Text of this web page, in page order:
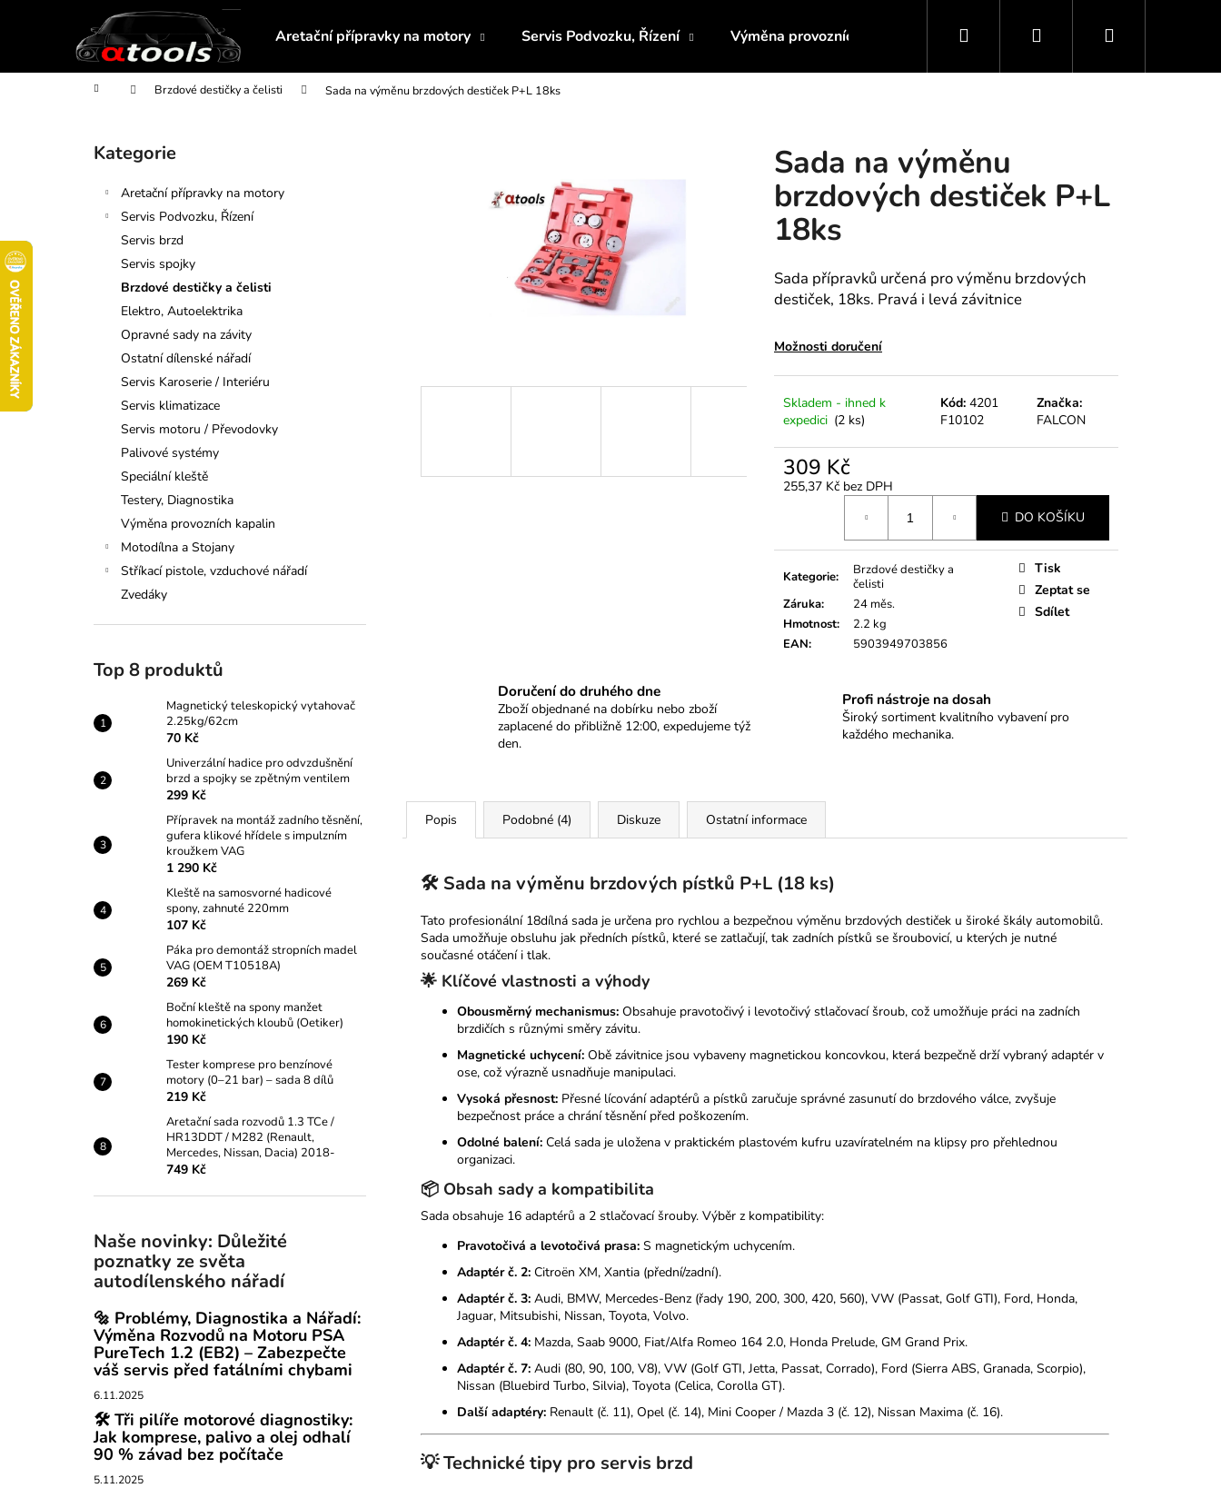
Aretační přípravky na motory Servis Podvozku, Řízení Výměna provozních kapalin Servis motoru / Převodovky
Hledat PřihlášeníNákupní
Domů Brzdové destičky a čelisti Sada na výměnu brzdových destiček P+L 18ks
Přeskočit
kategorie
Kategorie
Aretační přípravky na motory
Servis Podvozku, Řízení
Servis brzd
Servis spojky
Brzdové destičky a čelisti
Elektro, Autoelektrika
Opravné sady na závity
Ostatní dílenské nářadí
Servis Karoserie / Interiéru
Servis klimatizace
Servis motoru / Převodovky
Palivové systémy
Speciální kleště
Testery, Diagnostika
Výměna provozních kapalin
Motodílna a Stojany
Stříkací pistole, vzduchové nářadí
Zvedáky
Top 8 produktů
Magnetický teleskopický vytahovač
2.25kg/62cm
70 Kč
Univerzální hadice pro odvzdušnění
brzd a spojky se zpětným ventilem
299 Kč
Přípravek na montáž zadního těsnění,
gufera klikové hřídele s impulzním
kroužkem VAG
1 290 Kč
Kleště na samosvorné hadicové
spony, zahnuté 220mm
107 Kč
Páka pro demontáž stropních madel
VAG (OEM T10518A)
269 Kč
Boční kleště na spony manžet
homokinetických kloubů (Oetiker)
190 Kč
Tester komprese pro benzínové
motory (0–21 bar) – sada 8 dílů
219 Kč
Aretační sada rozvodů 1.3 TCe /
HR13DDT / M282 (Renault,
Mercedes, Nissan, Dacia) 2018-
749 Kč
Naše novinky: Důležité
poznatky ze světa
autodílenského nářadí
🔩 Problémy, Diagnostika a Nářadí:
Výměna Rozvodů na Motoru PSA
PureTech 1.2 (EB2) – Zabezpečte
váš servis před fatálními chybami
6.11.2025
🛠️ Tři pilíře motorové diagnostiky:
Jak komprese, palivo a olej odhalí
90 % závad bez počítače
5.11.2025
Sada na výměnu
brzdových destiček P+L
18ks
Sada přípravků určená pro výměnu brzdových
destiček, 18ks. Pravá i levá závitnice
Možnosti doručení
Skladem - ihned k
expedici (2 ks)
Kód: 4201
F10102
Značka:
FALCON
309 Kč
255,37 Kč bez DPH
DO KOŠÍKU
Kategorie:
Brzdové destičky a
čelisti
Záruka:
24 měs.
Hmotnost:
2.2 kg
EAN: 5903949703856
Tisk
Zeptat se
Sdílet
Doručení do druhého dne
Zboží objednané na dobírku nebo zboží
zaplacené do přibližně 12:00, expedujeme týž
den.
Profi nástroje na dosah
Široký sortiment kvalitního vybavení pro
každého mechanika.
Popis Podobné (4) Diskuze Ostatní informace
🛠️ Sada na výměnu brzdových pístků P+L (18 ks)
Tato profesionální 18dílná sada je určena pro rychlou a bezpečnou výměnu brzdových destiček u široké škály automobilů.
Sada umožňuje obsluhu jak předních pístků, které se zatlačují, tak zadních pístků se šroubovicí, u kterých je nutné
současné otáčení i tlak.
🌟 Klíčové vlastnosti a výhody
Obousměrný mechanismus: Obsahuje pravotočivý i levotočivý stlačovací šroub, což umožňuje práci na zadních
brzdičích s různými směry závitu.
Magnetické uchycení: Obě závitnice jsou vybaveny magnetickou koncovkou, která bezpečně drží vybraný adaptér v
ose, což výrazně usnadňuje manipulaci.
Vysoká přesnost: Přesné lícování adaptérů a pístků zaručuje správné zasunutí do brzdového válce, zvyšuje
bezpečnost práce a chrání těsnění před poškozením.
Odolné balení: Celá sada je uložena v praktickém plastovém kufru uzavíratelném na klipsy pro přehlednou
organizaci.
📦 Obsah sady a kompatibilita
Sada obsahuje 16 adaptérů a 2 stlačovací šrouby. Výběr z kompatibility:
Pravotočivá a levotočivá prasa: S magnetickým uchycením.
Adaptér č. 2: Citroën XM, Xantia (přední/zadní).
Adaptér č. 3: Audi, BMW, Mercedes-Benz (řady 190, 200, 300, 420, 560), VW (Passat, Golf GTI), Ford, Honda,
Jaguar, Mitsubishi, Nissan, Toyota, Volvo.
Adaptér č. 4: Mazda, Saab 9000, Fiat/Alfa Romeo 164 2.0, Honda Prelude, GM Grand Prix.
Adaptér č. 7: Audi (80, 90, 100, V8), VW (Golf GTI, Jetta, Passat, Corrado), Ford (Sierra ABS, Granada, Scorpio),
Nissan (Bluebird Turbo, Silvia), Toyota (Celica, Corolla GT).
Další adaptéry: Renault (č. 11), Opel (č. 14), Mini Cooper / Mazda 3 (č. 12), Nissan Maxima (č. 16).
💡 Technické tipy pro servis brzd
í
Zpět
do
Zpět
do
Co potřebujete najít?
Doporučujeme
MAGNETICKÝ TELESKOPICKÝ
VYTAHOVAČ 2.25KG/62CM
70 Kč
UNIVERZÁLNÍ HADICE PRO PŘÍPRAVEK NA MONTÁŽ ZADNÍHO
TĚSNĚNÍ, GUFERA KLIKOVÉ HŘÍDELE S
IMPULZNÍM KROUŽKEM VAG